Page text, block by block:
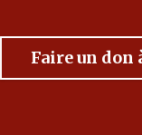
Faire un don